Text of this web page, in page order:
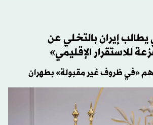
إيران بالتخلي عن
للاستقرار الإقليمي»